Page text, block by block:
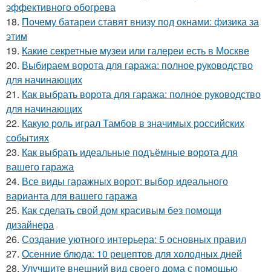
эффективного обогрева
18. Почему батареи ставят внизу под окнами: физика за
этим
19. Какие секретные музеи или галереи есть в Москве
20. Выбираем ворота для гаража: полное руководство
для начинающих
21. Как выбрать ворота для гаража: полное руководство
для начинающих
22. Какую роль играл Тамбов в значимых российских
событиях
23. Как выбрать идеальные подъёмные ворота для
вашего гаража
24. Все виды гаражных ворот: выбор идеального
варианта для вашего гаража
25. Как сделать свой дом красивым без помощи
дизайнера
26. Создание уютного интерьера: 5 основных правил
27. Осенние блюда: 10 рецептов для холодных дней
28. Улучшите внешний вид своего дома с помощью